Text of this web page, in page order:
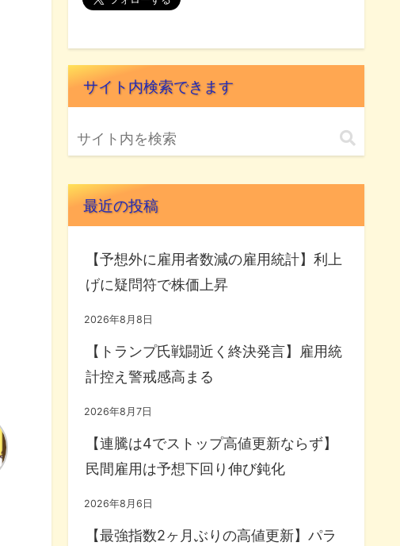
サイト内検索できます
最近の投稿
【予想外に雇用者数減の雇用統計】利上
げに疑問符で株価上昇
2026年8月8日
【トランプ氏戦闘近く終決発言】雇用統
計控え警戒感高まる
2026年8月7日
【連騰は4でストップ高値更新ならず】
民間雇用は予想下回り伸び鈍化
2026年8月6日
【最強指数2ヶ月ぶりの高値更新】パラ